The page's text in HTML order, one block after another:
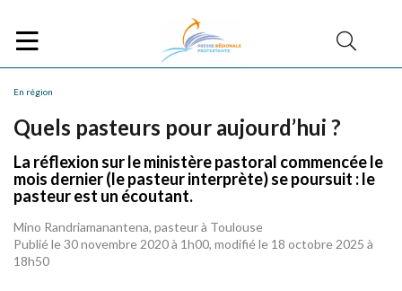
En région
Quels pasteurs pour aujourd’hui ?
La réflexion sur le ministère pastoral commencée le
mois dernier (le pasteur interprète) se poursuit : le
pasteur est un écoutant.
Mino Randriamanantena, pasteur à Toulouse
Publié le 30 novembre 2020 à 1h00, modifié le 18 octobre 2025 à
18h50